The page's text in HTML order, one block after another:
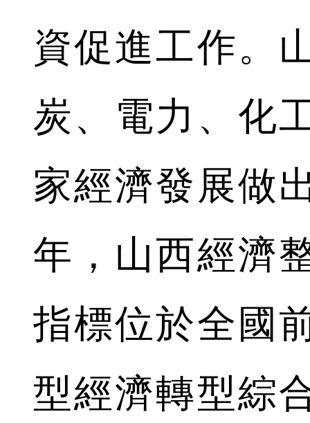
資促進工作。
炭、電力、化
家經濟發展做
年，山西經濟
指標位於全國
型經濟轉型綜